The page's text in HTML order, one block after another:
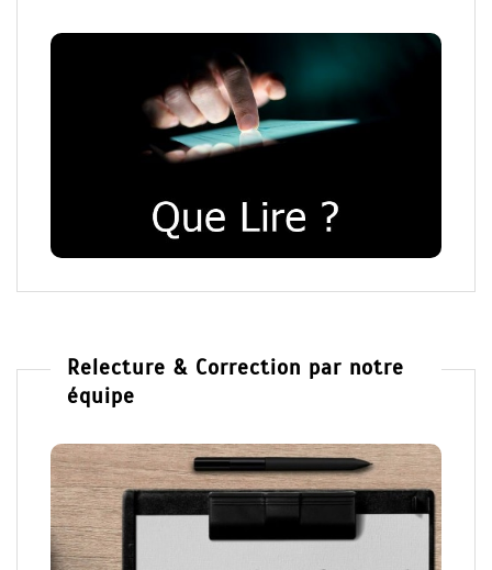
Relecture & Correction par notre
équipe